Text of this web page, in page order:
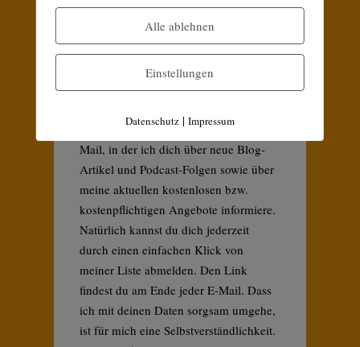
Ich bitte dich hier um deine E-Mail
Adresse, damit ich dir den Download-
Link für meinen Entscheidungsguide
dann ein bis zweimal im Monat eine E-
Mail, in der ich dich über neue Blog-
Artikel und Podcast-Folgen sowie über
meine aktuellen kostenlosen bzw.
kostenpflichtigen Angebote informiere.
Natürlich kannst du dich jederzeit
durch einen einfachen Klick von
meiner Liste abmelden. Den Link
findest du am Ende jeder E-Mail. Dass
ich mit deinen Daten sorgsam umgehe,
ist für mich eine Selbstverständlichkeit.
Alle ablehnen
Einstellungen
Datenschutz| Impressum